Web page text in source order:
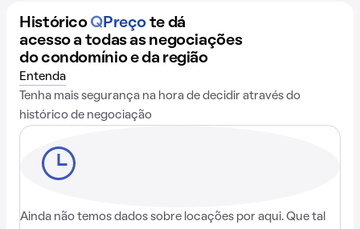
Histórico QPreço te dá
acesso a todas as negociações
do condomínio e da região
Entenda
Tenha mais segurança na hora de decidir através do
histórico de negociação
Ainda não temos dados sobre locações por aqui. Que tal